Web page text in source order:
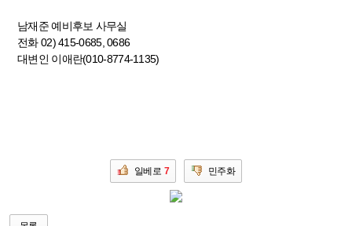
남재준 예비후보 사무실
전화02) 415-0685, 0686
대변인 이애란(010-8774-1135)
일베로 7 민주화